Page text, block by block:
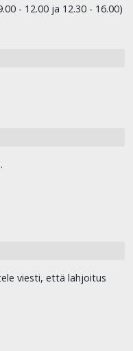
- 12.00 ja 12.30 - 16.00)
viesti, että lahjoitus